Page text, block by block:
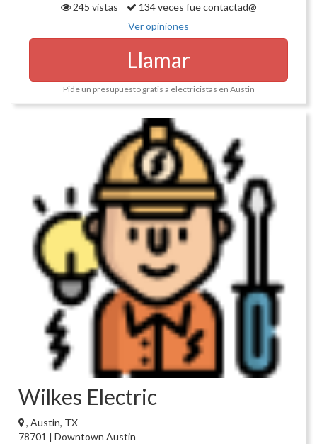
245 vistas
134 veces fue contactad@
Ver opiniones
Llamar
Pide un presupuesto gratis a electricistas en Austin
Wilkes Electric
, Austin, TX
78701 | Downtown Austin